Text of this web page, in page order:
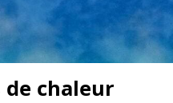
chaleur